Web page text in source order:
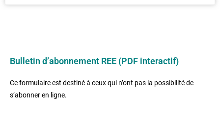
Bulletin d’abonnement REE (PDF interactif)
Ce formulaire est destiné à ceux qui n’ont pas la possibilité de
s’abonner en ligne.